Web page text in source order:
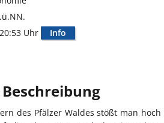
Uhr Info
des Pfälzer Waldes stößt man hoch